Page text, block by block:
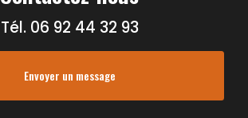
Tél. 06 92 44 32 93
Envoyer un message